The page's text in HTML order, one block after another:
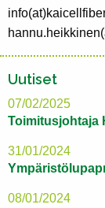
Uutiset
07/02/2025
Toimitusjohtaja
31/01/2024
08/01/2024